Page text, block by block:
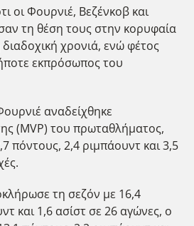
οι Φουρνιέ, Βεζένκοβ και
τη θέση τους στην κορυφαία
χρονιά, ενώ φέτος
εκπρόσωπος του
αναδείχθηκε
(MVP) του πρωταθλήματος,
πόντους, 2,4 ριμπάουντ και 3,5
τη σεζόν με 16,4
και 1,6 ασίστ σε 26 αγώνες, ο